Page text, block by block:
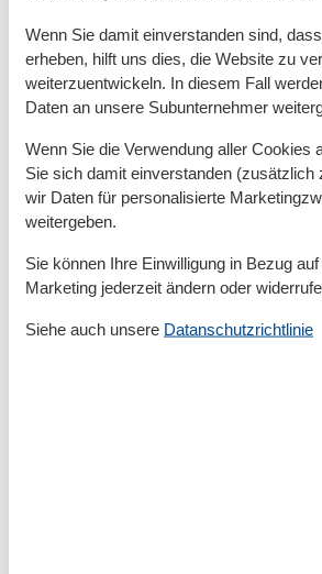
Privater P-Platz
Terrasse
Entfernung
Küche
Backofen
Kaffeemaschine
Küche
Kühlschrank
Microwelle
Spülmaschine
Teller
Wenn Sie damit einverstanden sind,
erheben, hilft uns dies, die Website zu
weiterzuentwickeln. In diesem Fall
Daten an unsere Subunternehmer
Wenn Sie die Verwendung aller Cookies
Sie sich damit einverstanden (zusätzlich
wir Daten für personalisierte
weitergeben.
Sie können Ihre Einwilligung in Bezug
Marketing jederzeit ändern oder
Siehe auch unsere Datanschutzrichtlinie